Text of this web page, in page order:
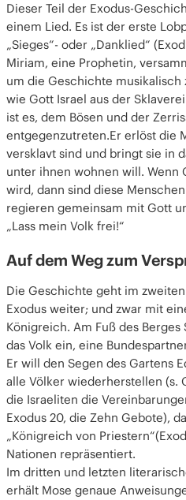
Dieser Teil der Exodus-
einem Lied. Es ist der erste
„Sieges“- oder „Danklied“
Miriam, eine Prophetin,
um die Geschichte musikalisch
wie Gott Israel aus der
ist es, dem Bösen und der
entgegenzutreten.Er erlöst die
versklavt sind und bringt sie in
unter ihnen wohnen will. Wenn
wird, dann sind diese
regieren gemeinsam mit Gott
„Lass mein Volk frei!“
Auf dem Weg zum
Die Geschichte geht im
Exodus weiter; und zwar mit
Königreich. Am Fuß des Berges
das Volk ein, eine
Er will den Segen des Gartens
alle Völker wiederherstellen (s.
die Israeliten die
Exodus 20, die Zehn Gebote),
„Königreich von
Nationen repräsentiert.
Im dritten und letzten
erhält Mose genaue